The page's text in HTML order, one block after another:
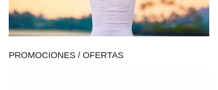
PROMOCIONES / OFERTAS